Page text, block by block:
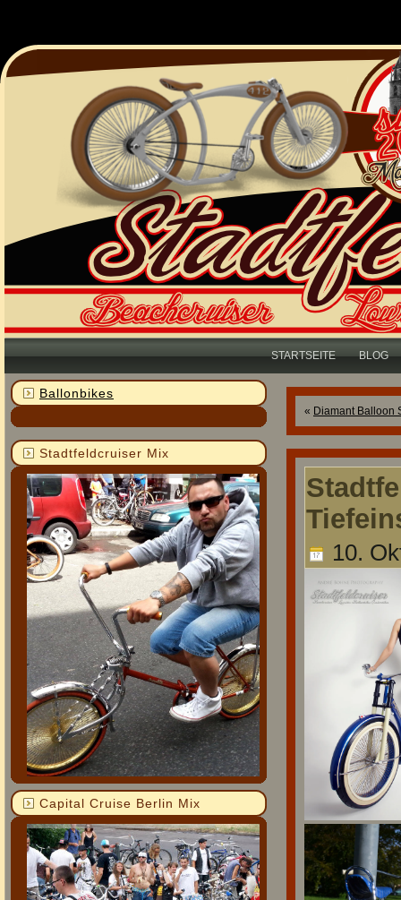
STARTSEITE BLOG
Ballonbikes
Stadtfeldcruiser Mix
Capital Cruise Berlin Mix
« Diamant Balloon
10.